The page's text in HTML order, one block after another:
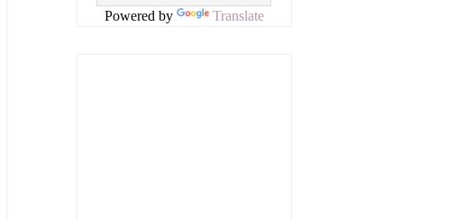
Powered by Translate